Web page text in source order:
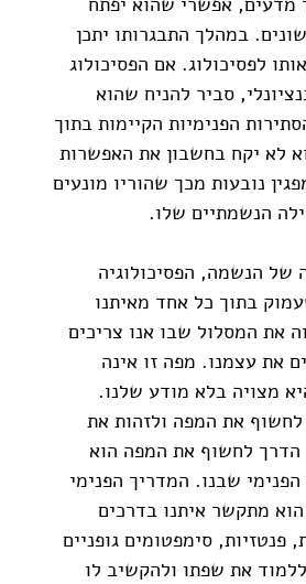
במהלך התבגרותו יתכן
לפסיכולוג. אם הפסיכולוג
סביר להניח שהוא
הפנימיות הקיימות בתוך
לא יקח בחשבון את האפשרות
נובעות מכך שהוריו מונעים
הנשמתיים שלו.
של הנשמה, הפסיכולוגיה
בתוך כל אחד מאיתנו
את המסלול שבו אנו צריכים
את עצמנו. מפה זו אינה
מצויה בלא מודע שלנו.
את המפה ולזהות את
הדרך לחשוף את המפה הוא
שבנו. המדריך הפנימי
מתקשר איתנו בדרכים
פנטזיות, סימפטומים גופניים
את שפתו ולהקשיב לו